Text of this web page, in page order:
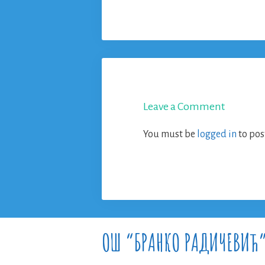
Leave a Comment
You must be logged in to
ОШ “БРАНКО РАДИЧЕВИЋ”